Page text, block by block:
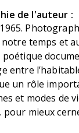
de l'auteur :
temps et
poétique
entre
un rôle
et modes de
pour mieux